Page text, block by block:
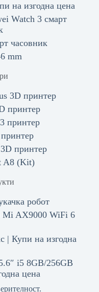
на изгодна цена
Watch 3 смарт
часовник
mm
3D принтер
принтер
принтер
принтер
A8 (Kit)
робот
Mi AX9000 WiFi 6
Купи на изгодна
i5 8GB/256GB
цена